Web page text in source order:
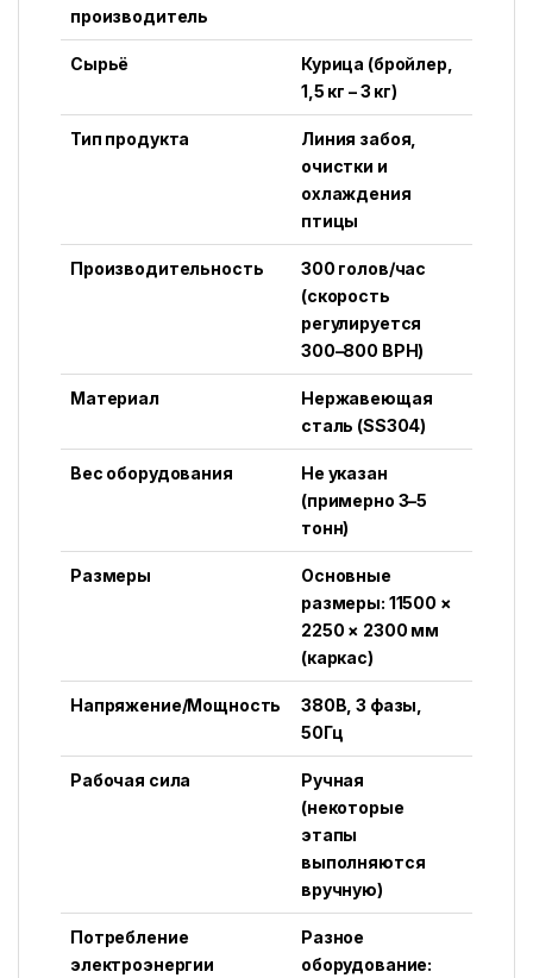
производитель
Сырьё
Курица (бройлер,
1,5 кг – 3 кг)
Тип продукта
Линия забоя,
очистки и
охлаждения
птицы
Производительность
300 голов/час
(скорость
регулируется
300–800 BPH)
Материал
Нержавеющая
сталь (SS304)
Вес оборудования
Не указан
(примерно 3–5
тонн)
Размеры
Основные
размеры: 11500 ×
2250 × 2300 мм
(каркас)
Напряжение/Мощность
380В, 3 фазы,
50Гц
Рабочая сила
Ручная
(некоторые
этапы
выполняются
вручную)
Потребление
электроэнергии
Разное
оборудование: